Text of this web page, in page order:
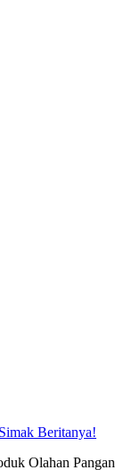
Beritanya!
Olahan Pangan